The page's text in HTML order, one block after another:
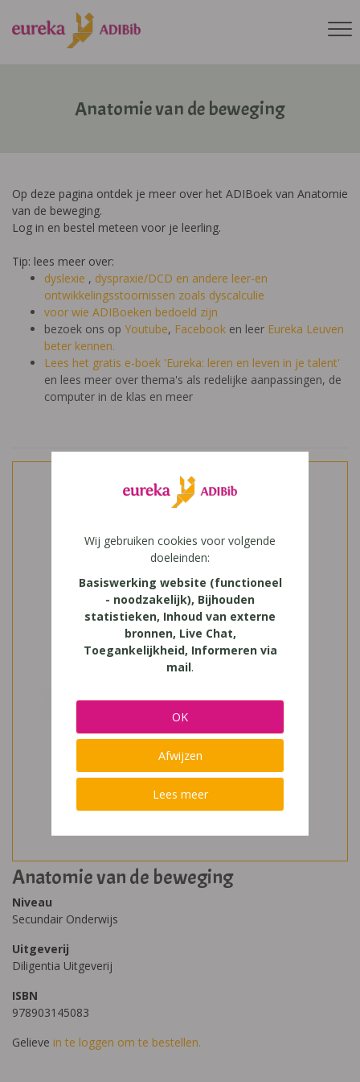
Anatomie van de beweging
Op deze pagina ontdek je meer over het ADIBoek van Anatomie
van de beweging.
Log in en bestel meteen voor je leerling.
Tip: lees meer over:
dyslexie , dyspraxie/DCD en andere leer-en
ontwikkelingsstoornissen zoals dyscalculie
voor wie ADIBoeken bedoeld zijn
bezoek ons op Youtube, Facebook en leer Eureka Leuven
beter kennen.
Lees het gratis e-boek 'Eureka: leren en leven in je talent'
en lees meer over thema's als redelijke aanpassingen, de
computer in de klas en meer
Anatomie van de beweging
Niveau
Secundair Onderwijs
Uitgeverij
Diligentia Uitgeverij
ISBN
978903145083
Gelieve in te loggen om te bestellen.
Wij gebruiken cookies voor volgende
doeleinden:
Basiswerking website (functioneel
- noodzakelijk), Bijhouden
statistieken, Inhoud van externe
bronnen, Live Chat,
Toegankelijkheid, Informeren via
mail.
OK
Afwijzen
Lees meer